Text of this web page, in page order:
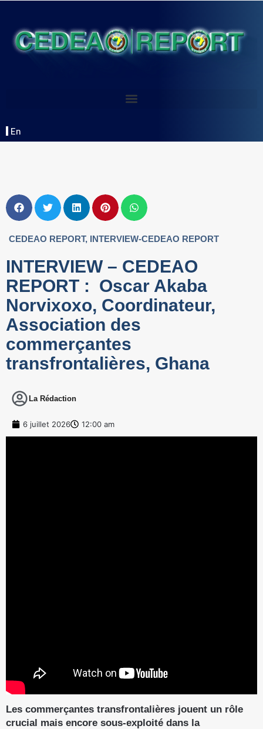
En
CEDEAO REPORT, INTERVIEW-CEDEAO REPORT
INTERVIEW – CEDEAO
REPORT : Oscar Akaba
Norvixoxo, Coordinateur,
Association des
commerçantes
transfrontalières, Ghana
La Rédaction
6 juillet 2026 12:00 am
Les commerçantes transfrontalières jouent un rôle
crucial mais encore sous-exploité dans la